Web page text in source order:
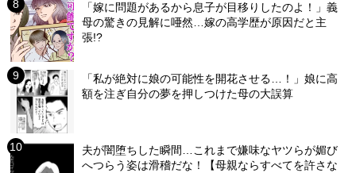
「嫁に問題があるから息子が目移りしたのよ！」義
母の驚きの見解に唖然…嫁の高学歴が原因だと主
張!?
「私が絶対に娘の可能性を開花させる…！」娘に高
額を注ぎ自分の夢を押しつけた母の大誤算
夫が闇堕ちした瞬間…これまで嫌味なヤツらが媚び
へつらう姿は滑稽だな！【母親ならすべてを許さな